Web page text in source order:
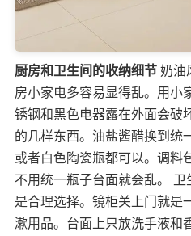
厨房和卫生间的收纳细节 奶油
房小家电多容易显得乱。用小
锈钢和黑色电器露在外面会破
的几样东西。油盐酱醋换到统
或者白色陶瓷瓶都可以。调料
不用统一瓶子台面就会乱。
是合理选择。镜柜关上门就是
漱用品。台面上只放洗手液和